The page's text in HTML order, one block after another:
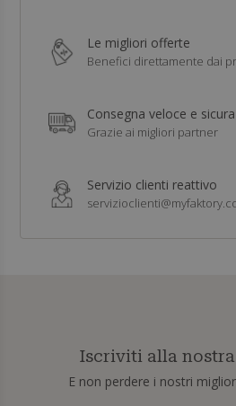
Le migliori offerte
Benefici direttamente dai
Consegna veloce e sicura
Grazie ai migliori partner
Servizio clienti reattivo
Iscriviti alla
E non perdere i nostri